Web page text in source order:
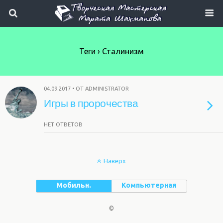
Теги › Сталинизм
04.09.2017 • ОТ ADMINISTRATOR
Игры в пророчества
НЕТ ОТВЕТОВ
Наверх
Мобильн. Компьютерная
©